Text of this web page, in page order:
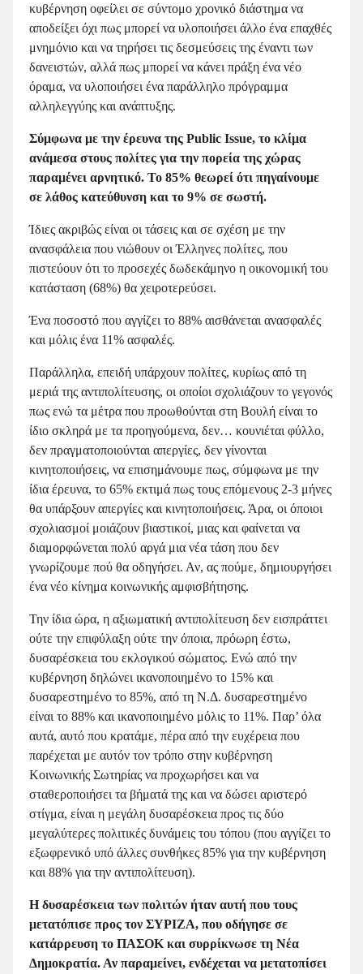
κυβέρνηση οφείλει σε σύντομο χρονικό διάστημα να
αποδείξει όχι πως μπορεί να υλοποιήσει άλλο ένα επαχθές
μνημόνιο και να τηρήσει τις δεσμεύσεις της έναντι των
δανειστών, αλλά πως μπορεί να κάνει πράξη ένα νέο
όραμα, να υλοποιήσει ένα παράλληλο πρόγραμμα
αλληλεγγύης και ανάπτυξης.
Σύμφωνα με την έρευνα της Public Issue, το κλίμα
ανάμεσα στους πολίτες για την πορεία της χώρας
παραμένει αρνητικό. Το 85% θεωρεί ότι πηγαίνουμε
σε λάθος κατεύθυνση και το 9% σε σωστή.
Ίδιες ακριβώς είναι οι τάσεις και σε σχέση με την
ανασφάλεια που νιώθουν οι Έλληνες πολίτες, που
πιστεύουν ότι το προσεχές δωδεκάμηνο η οικονομική του
κατάσταση (68%) θα χειροτερεύσει.
Ένα ποσοστό που αγγίζει το 88% αισθάνεται ανασφαλές
και μόλις ένα 11% ασφαλές.
Παράλληλα, επειδή υπάρχουν πολίτες, κυρίως από τη
μεριά της αντιπολίτευσης, οι οποίοι σχολιάζουν το γεγονός
πως ενώ τα μέτρα που προωθούνται στη Βουλή είναι το
ίδιο σκληρά με τα προηγούμενα, δεν… κουνιέται φύλλο,
δεν πραγματοποιούνται απεργίες, δεν γίνονται
κινητοποιήσεις, να επισημάνουμε πως, σύμφωνα με την
ίδια έρευνα, το 65% εκτιμά πως τους επόμενους 2-3 μήνες
θα υπάρξουν απεργίες και κινητοποιήσεις. Άρα, οι όποιοι
σχολιασμοί μοιάζουν βιαστικοί, μιας και φαίνεται να
διαμορφώνεται πολύ αργά μια νέα τάση που δεν
γνωρίζουμε πού θα οδηγήσει. Αν, ας πούμε, δημιουργήσει
ένα νέο κίνημα κοινωνικής αμφισβήτησης.
Την ίδια ώρα, η αξιωματική αντιπολίτευση δεν εισπράττει
ούτε την επιφύλαξη ούτε την όποια, πρόωρη έστω,
δυσαρέσκεια του εκλογικού σώματος. Ενώ από την
κυβέρνηση δηλώνει ικανοποιημένο το 15% και
δυσαρεστημένο το 85%, από τη Ν.Δ. δυσαρεστημένο
είναι το 88% και ικανοποιημένο μόλις το 11%. Παρ’ όλα
αυτά, αυτό που κρατάμε, πέρα από την ευχέρεια που
παρέχεται με αυτόν τον τρόπο στην κυβέρνηση
Κοινωνικής Σωτηρίας να προχωρήσει και να
σταθεροποιήσει τα βήματά της και να δώσει αριστερό
στίγμα, είναι η μεγάλη δυσαρέσκεια προς τις δύο
μεγαλύτερες πολιτικές δυνάμεις του τόπου (που αγγίζει το
εξωφρενικό υπό άλλες συνθήκες 85% για την κυβέρνηση
και 88% για την αντιπολίτευση).
Η δυσαρέσκεια των πολιτών ήταν αυτή που τους
μετατόπισε προς τον ΣΥΡΙΖΑ, που οδήγησε σε
κατάρρευση το ΠΑΣΟΚ και συρρίκνωσε τη Νέα
Δημοκρατία. Αν παραμείνει, ενδέχεται να μετατοπίσει